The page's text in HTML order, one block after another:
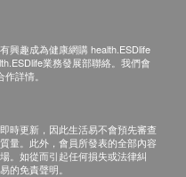
大小、形狀和結構是否存在
。
生活易【健康網購
或提供本服務/產品。
誤，或因使用此服務/
傷或法律訴訟，健康
。一切有關的索償或
中心或商戶提出。
興趣成為健康網購 health.ESDlife
業務發展部聯絡。我們會
詳情。
時更新，因此生活易不會預先審查
量。此外，會員所發表的全部內容
。如從而引起任何損失或法律糾
的免責聲明。